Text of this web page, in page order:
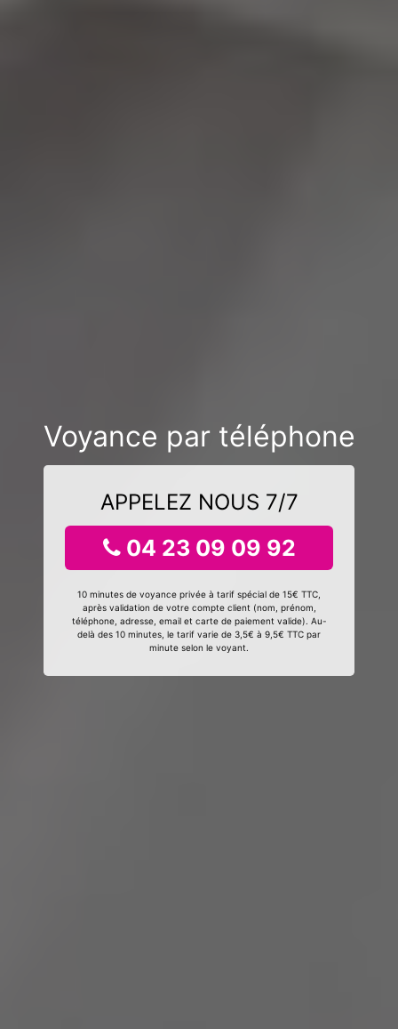
Voyance par téléphone
APPELEZ NOUS 7/7
04 23 09 09 92
10 minutes de voyance privée à tarif spécial de 15€ TTC,
après validation de votre compte client (nom, prénom,
téléphone, adresse, email et carte de paiement valide). Au-
delà des 10 minutes, le tarif varie de 3,5€ à 9,5€ TTC par
minute selon le voyant.